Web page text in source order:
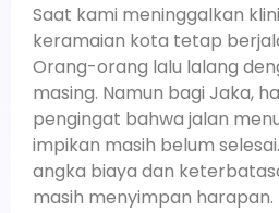
Saat kami meninggalkan
keramaian kota tetap
Orang-orang lalu lalang
masing. Namun bagi Jaka,
pengingat bahwa jalan
impikan masih belum
angka biaya dan
masih menyimpan